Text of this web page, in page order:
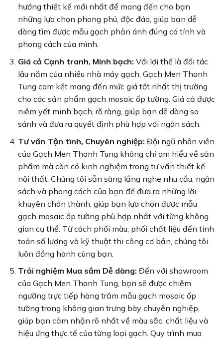
hướng thiết kế mới nhất để mang đến cho bạn
những lựa chọn phong phú, độc đáo, giúp bạn dễ
dàng tìm được mẫu gạch phản ánh đúng cá tính và
phong cách của mình.
Giá cả Cạnh tranh, Minh bạch: Với lợi thế là đối tác
lâu năm của nhiều nhà máy gạch, Gạch Men Thanh
Tung cam kết mang đến mức giá tốt nhất thị trường
cho các sản phẩm gạch mosaic ốp tường. Giá cả được
niêm yết minh bạch, rõ ràng, giúp bạn dễ dàng so
sánh và đưa ra quyết định phù hợp với ngân sách.
Tư vấn Tận tình, Chuyên nghiệp: Đội ngũ nhân viên
của Gạch Men Thanh Tung không chỉ am hiểu về sản
phẩm mà còn có kinh nghiệm trong tư vấn thiết kế
nội thất. Chúng tôi sẵn sàng lắng nghe nhu cầu, ngân
sách và phong cách của bạn để đưa ra những lời
khuyên chân thành, giúp bạn lựa chọn được mẫu
gạch mosaic ốp tường phù hợp nhất với từng không
gian cụ thể. Từ cách phối màu, phối chất liệu đến tính
toán số lượng và kỹ thuật thi công cơ bản, chúng tôi
luôn đồng hành cùng bạn.
Trải nghiệm Mua sắm Dễ dàng: Đến với showroom
của Gạch Men Thanh Tung, bạn sẽ được chiêm
ngưỡng trực tiếp hàng trăm mẫu gạch mosaic ốp
tường trong không gian trưng bày chuyên nghiệp,
giúp bạn cảm nhận rõ nhất về màu sắc, chất liệu và
hiệu ứng thực tế của từng loại gạch. Quy trình mua